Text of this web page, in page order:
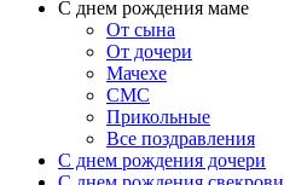
С днем рождения маме
От сына
От дочери
Мачехе
СМС
Прикольные
Все поздравления
C днем рождения дочери